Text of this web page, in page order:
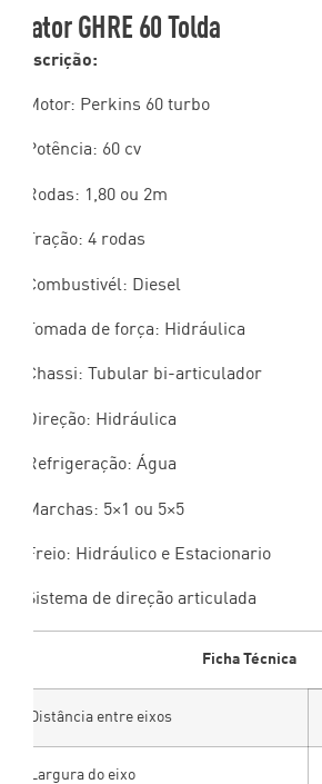
Trator GHRE 60 Tolda
Descrição:
– Motor: Perkins 60 turbo
– Potência: 60 cv
– Rodas: 1,80 ou 2m
– Tração: 4 rodas
– Combustivél: Diesel
– Tomada de força: Hidráulica
– Chassi: Tubular bi-articulador
– Direção: Hidráulica
– Refrigeração: Água
– Marchas: 5×1 ou 5×5
– Freio: Hidráulico e Estacionario
– Sistema de direção articulada
Ficha Técnica
Distância entre eixos
Largura do eixo